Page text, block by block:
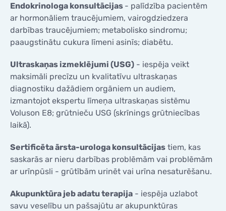
Endokrinologa konsultācijas - palīdzība pacientēm
ar hormonāliem traucējumiem, vairogdziedzera
darbības traucējumiem; metabolisko sindromu;
paaugstinātu cukura līmeni asinīs; diabētu.
Ultraskaņas izmeklējumi (USG) - iespēja veikt
maksimāli precīzu un kvalitatīvu ultraskaņas
diagnostiku dažādiem orgāniem un audiem,
izmantojot ekspertu līmeņa ultraskaņas sistēmu
Voluson E8; grūtnieču USG (skrīnings grūtniecības
laikā).
Sertificēta ārsta-urologa konsultācijas tiem, kas
saskarās ar nieru darbības problēmām vai problēmām
ar urīnpūsli - grūtībām urinēt vai urīna nesaturēšanu.
Akupunktūra jeb adatu terapija - iespēja uzlabot
savu veselību un pašsajūtu ar akupunktūras